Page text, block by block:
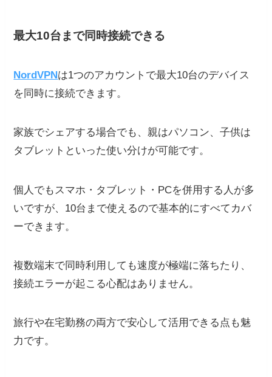
最大10台まで同時接続できる
NordVPN は1つのアカウントで最大10台のデバイス
を同時に接続できます。
家族でシェアする場合でも、親はパソコン、子供は
タブレットといった使い分けが可能です。
個人でもスマホ・タブレット・PCを併用する人が多
いですが、10台まで使えるので基本的にすべてカバ
ーできます。
複数端末で同時利用しても速度が極端に落ちたり、
接続エラーが起こる心配はありません。
旅行や在宅勤務の両方で安心して活用できる点も魅
力です。